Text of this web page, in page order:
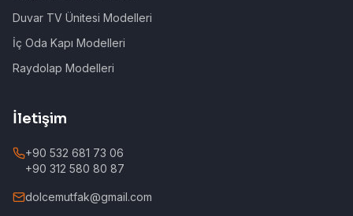
Duvar TV Ünitesi Modelleri
İç Oda Kapı Modelleri
Raydolap Modelleri
İletişim
+90 532 681 73 06
+90 312 580 80 87
dolcemutfak@gmail.com